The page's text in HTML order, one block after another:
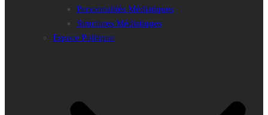
Personnalités Médiatiques
Structures Médiatiques
Espace Politique